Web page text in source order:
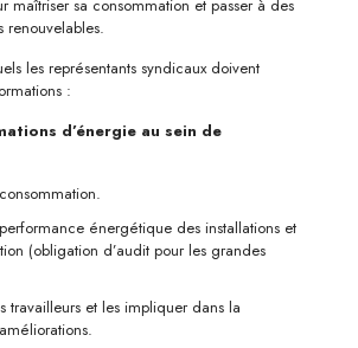
maîtriser sa consommation et passer à des
renouvelables.
les représentants syndicaux doivent
:
d’énergie au sein de
énergétique des installations et
(obligation d’audit pour les grandes
travailleurs et les impliquer dans la